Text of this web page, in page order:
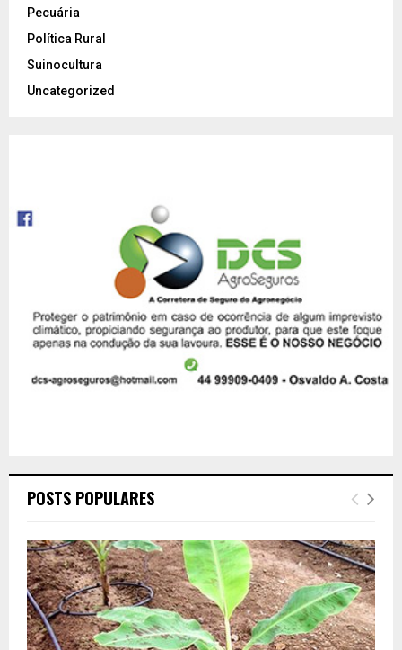
Pecuária
Política Rural
Suinocultura
Uncategorized
POSTS POPULARES